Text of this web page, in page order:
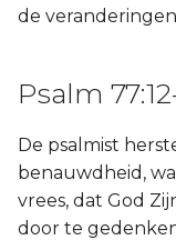
de
Psalm
De psalmist
benauwdheid,
vrees, dat God
door te